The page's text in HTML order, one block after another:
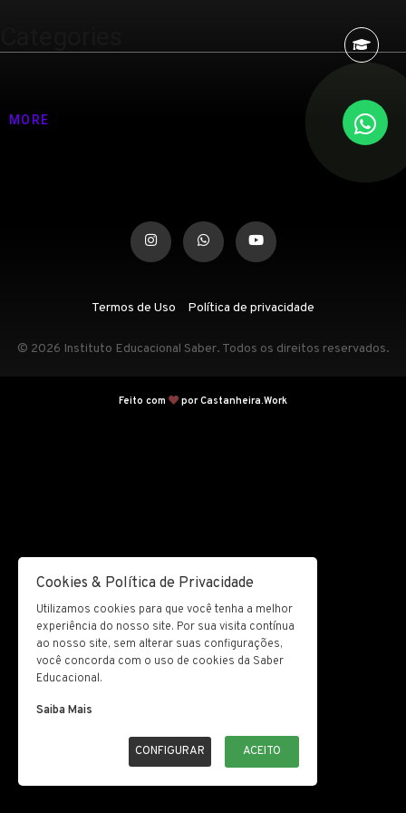
MORE
Termos de Uso Política de privacidade
© 2026 Instituto Educacional Saber. Todos os direitos reservados.
Feito com por Castanheira.Work
Cookies & Política de Privacidade
Utilizamos cookies para que você tenha a melhor
experiência do nosso site. Por sua visita contínua
ao nosso site, sem alterar suas configurações,
você concorda com o uso de cookies da Saber
Educacional.
Saiba Mais
CONFIGURAR ACEITO